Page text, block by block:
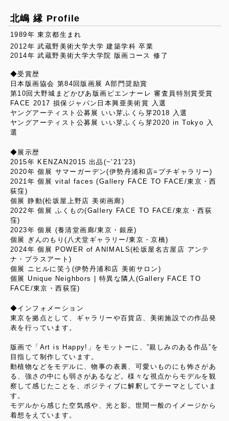
北嶋 縁 Profile
1989年 東京都生まれ
2012年 武蔵野美術大学大学 建築学科 卒業
2014年 武蔵野美術大学大学院 版画コース 修了
◆受賞歴
日本版画協会 第84回版画展 A部門奨励賞
第10回大野城まどかぴあ版画ビエンナーレ 審査員特別賞受賞
FACE 2017 損保ジャパン日本興亜美術賞 入選
ヤングアーティスト公募展 いい芽ふくら芽2018 入選
ヤングアーティスト公募展 いい芽ふくら芽2020 in Tokyo 入
選
◆展示歴
2015年 KENZAN2015 出品(~’21’23)
2020年 個展 サマーガーデン(伊勢丹浦和店=プチギャラリー)
2021年 個展 vital faces (Gallery FACE TO FACE/東京・西
荻窪)
個展 静動(松坂屋上野店 美術画廊)
2022年 個展 ふくもの(Gallery FACE TO FACE/東京・西荻
窪)
2023年 個展 (養清堂画廊/東京・銀座)
個展 ぎんのもり(八犬堂ギャラリー/東京・京橋)
2024年 個展 POWER of ANIMALS(松坂屋名古屋店 アンテ
ナ・プラスアート)
個展 ニヒルに笑う(伊勢丹浦和店 美術サロン)
個展 Unique Neighbors | 特異な隣人(Gallery FACE TO
FACE/東京・西荻窪)
◆インフォメーション
東京を拠点として、ギャラリーや百貨店、美術施設での作品発
表を行っています。
版画で「Art is Happy!」をモットーに、”親しみのある作品”を
目指して制作しています。
動植物などをモデルに、物事の表裏、可愛いものにも怖さがあ
る、強さの中にも弱さがあるなど。様々な視点からモデルを観
察して感じたことを、ポジティブに解釈してテーマとしていま
す。
モデルから感じた空気感や、光と影。世間一般のイメージから
着想をえています。